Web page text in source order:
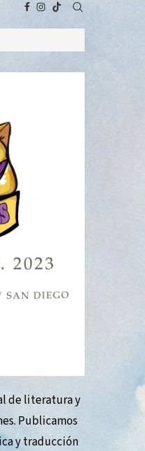
de literatura y
Publicamos
y traducción